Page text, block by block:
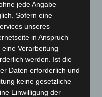
+++
jede Angabe
Sofern eine
unseres
in Anspruch
Verarbeitung
werden. Ist die
Daten erforderlich und
keine gesetzliche
Einwilligung der